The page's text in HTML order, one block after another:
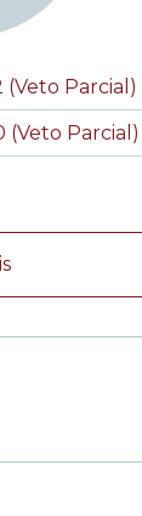
(Veto Parcial)
(Veto Parcial)